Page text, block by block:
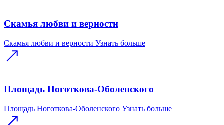
Скамья любви и верности
Скамья любви и верности Узнать больше
Площадь Ноготкова-Оболенского
Площадь Ноготкова-Оболенского Узнать больше